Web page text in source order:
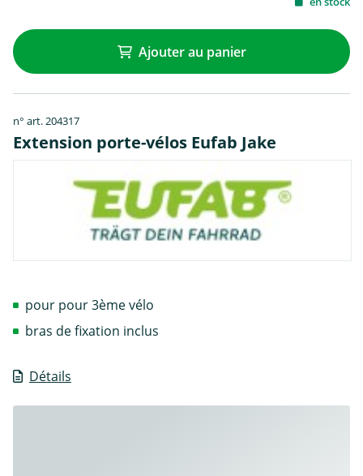
Ajouter au panier
n° art. 204317
Extension porte-vélos Eufab Jake
Détails
pour pour 3ème vélo
bras de fixation inclus